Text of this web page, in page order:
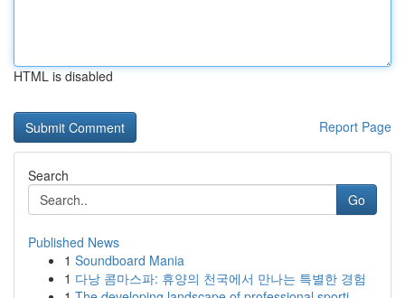
HTML is disabled
Report Page
Search
Go
Published News
1 Soundboard Mania
1 다낭 콤마스파: 휴양의 천국에서 만나는 특별한 경험